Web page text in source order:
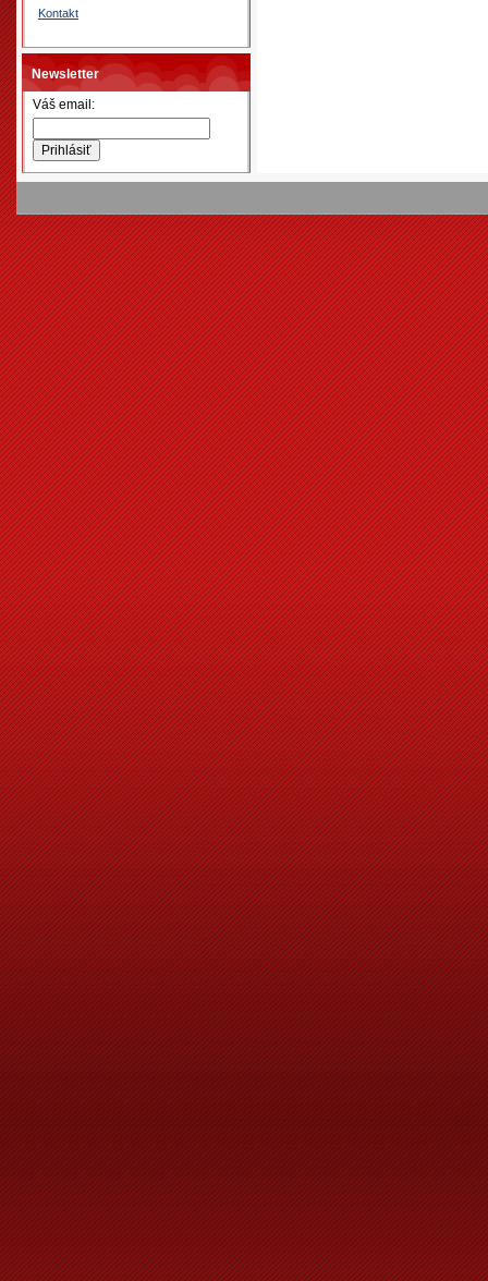
Kontakt
Newsletter
Váš email: